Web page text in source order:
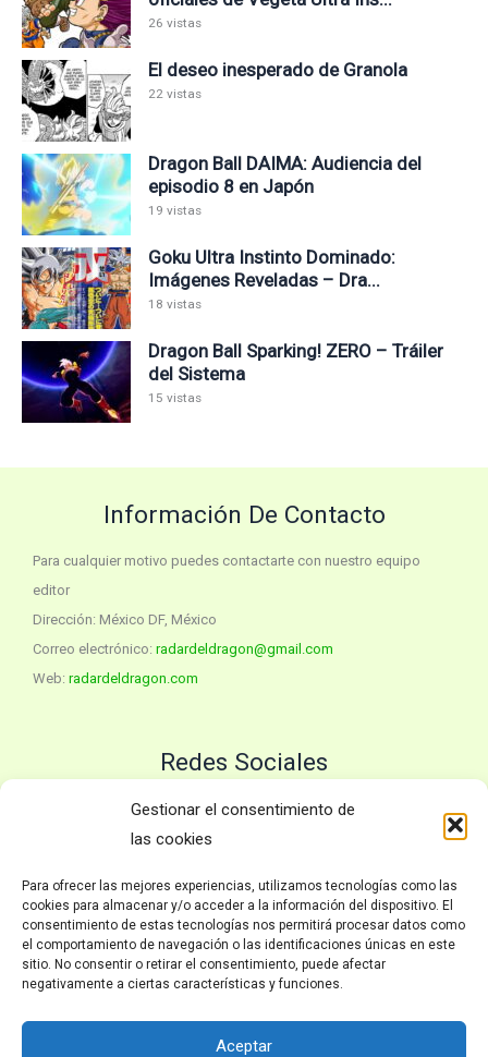
Gestionar el consentimiento de
las cookies
Para ofrecer las mejores experiencias, utilizamos tecnologías como las
cookies para almacenar y/o acceder a la información del dispositivo. El
consentimiento de estas tecnologías nos permitirá procesar datos como
el comportamiento de navegación o las identificaciones únicas en este
sitio. No consentir o retirar el consentimiento, puede afectar
negativamente a ciertas características y funciones.
Aceptar
26 vistas
El deseo inesperado de Granola
22 vistas
Dragon Ball DAIMA: Audiencia del
episodio 8 en Japón
19 vistas
Goku Ultra Instinto Dominado:
Imágenes Reveladas – Dra...
18 vistas
Dragon Ball Sparking! ZERO – Tráiler
del Sistema
15 vistas
Información De Contacto
Para cualquier motivo puedes contactarte con nuestro equipo
editor
Dirección: México DF, México
Correo electrónico: radardeldragon@gmail.com
Web: radardeldragon.com
Redes Sociales
Twitter
YouTube
Políticas
Inicio
Política de privacidad
Política de Cookies